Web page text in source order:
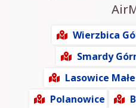
Wierzbica
Smardy
Lasowice Małe
Polanowice